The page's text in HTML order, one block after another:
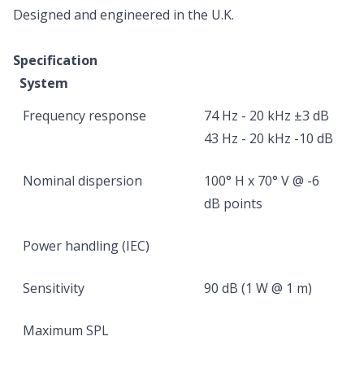
Designed and engineered in the U.K.
Specification
System
Frequency response
74 Hz - 20 kHz ±3 dB
43 Hz - 20 kHz -10 dB
Nominal dispersion
100° H x 70° V @ -6
dB points
Power handling (IEC)
Sensitivity 90 dB (1 W @ 1 m)
Maximum SPL